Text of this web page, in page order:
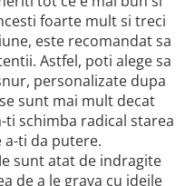
foarte mult si treci
este recomandat sa
Astfel, poti alege sa
personalizate dupa
sunt mai mult decat
ti schimba radical starea
a-ti da putere.
sunt atat de indragite
de a le grava cu ideile